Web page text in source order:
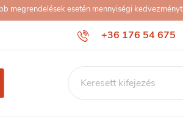
megrendelések esetén mennyiségi
+36 176 54 675